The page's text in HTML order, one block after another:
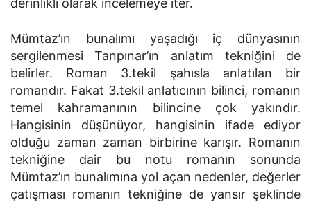
derinlikli olarak incelemeye iter.
Mümtaz’ın bunalımı yaşadığı iç dünyasının
sergilenmesi Tanpınar’ın anlatım tekniğini de
belirler. Roman 3.tekil şahısla anlatılan bir
romandır. Fakat 3.tekil anlatıcının bilinci, romanın
temel kahramanının bilincine çok yakındır.
Hangisinin düşünüyor, hangisinin ifade ediyor
olduğu zaman zaman birbirine karışır. Romanın
tekniğine dair bu notu romanın sonunda
Mümtaz’ın bunalımına yol açan nedenler, değerler
çatışması romanın tekniğine de yansır şeklinde